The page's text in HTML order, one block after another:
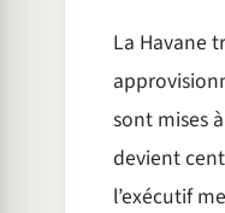
La Havane
sont mises
devient
l’exécutif